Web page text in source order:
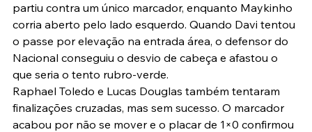
partiu contra um único marcador, enquanto Maykinho
corria aberto pelo lado esquerdo. Quando Davi tentou
o passe por elevação na entrada área, o defensor do
Nacional conseguiu o desvio de cabeça e afastou o
que seria o tento rubro-verde.
Raphael Toledo e Lucas Douglas também tentaram
finalizações cruzadas, mas sem sucesso. O marcador
acabou por não se mover e o placar de 1×0 confirmou